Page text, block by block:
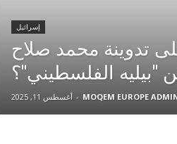
إسرائيل
تدوينة محمد صلاح
"بيليه الفلسطيني"؟
MOQEM EUROPE
- أغسطس 11, 2025